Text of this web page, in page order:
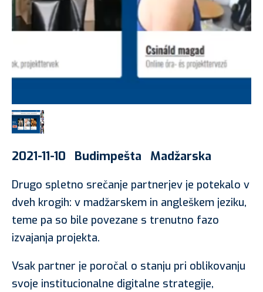
2021-11-10 Budimpešta Madžarska
Drugo spletno srečanje partnerjev je potekalo v
dveh krogih: v madžarskem in angleškem jeziku,
teme pa so bile povezane s trenutno fazo
izvajanja projekta.
Vsak partner je poročal o stanju pri oblikovanju
svoje institucionalne digitalne strategije,